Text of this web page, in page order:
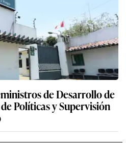
de Desarrollo de
Políticas y Supervisión